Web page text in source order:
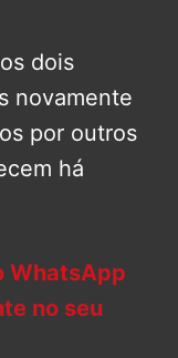
dois
novamente
por outros
há
WhatsApp
no seu